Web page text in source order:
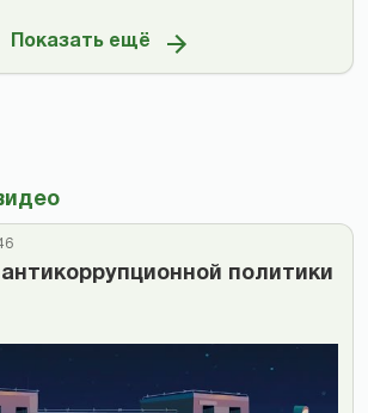
Показать ещё
политики